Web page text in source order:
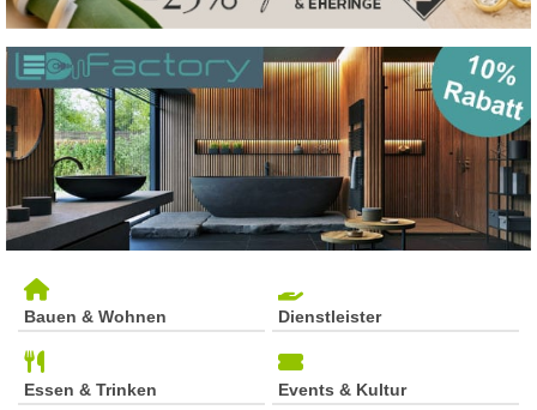
Bauen & Wohnen Dienstleister
Essen & Trinken Events & Kultur